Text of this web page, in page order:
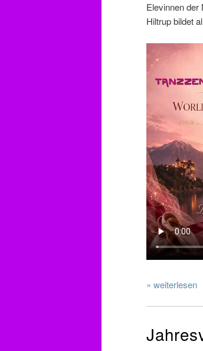
Elevinnen der
Hiltrup bildet
» weiterlesen